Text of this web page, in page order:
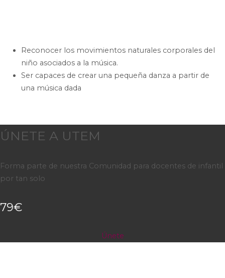
Reconocer los movimientos naturales corporales del
niño asociados a la música.
Ser capaces de crear una pequeña danza a partir de
una música dada
ÚNETE A UTEM
Forma parte de nuestra Comunidad para docentes de infantil
por tan solo
79€
Únete